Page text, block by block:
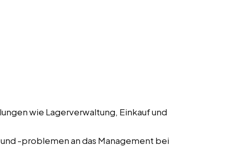
wie Lagerverwaltung, Einkauf und
-problemen an das Management bei